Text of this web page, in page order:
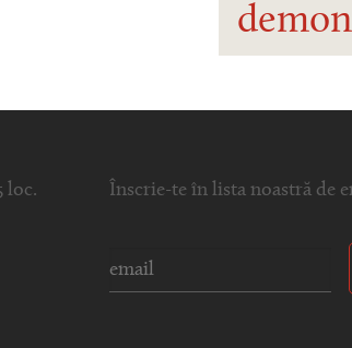
loc.
Înscrie-te în lista noastră de